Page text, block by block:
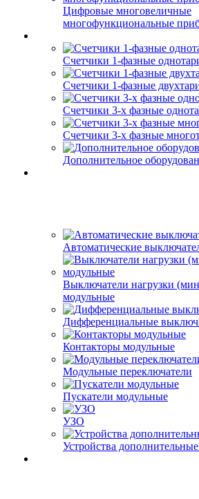
Цифровые многовеличные
многофункциональные
Счетчики 1-фазные
Счетчики 1-фазные
Счетчики 3-х фазные
Счетчики 3-х фазные
Дополнительное
Автоматические
Выключатели нагрузки
модульные
Дифференциальные
Контакторы модульные
Модульные переключатели
Пускатели модульные
УЗО
Устройства